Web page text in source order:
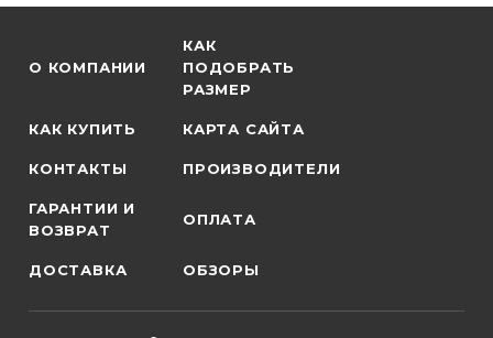
О КОМПАНИИ
КАК
ПОДОБРАТЬ
РАЗМЕР
КАК КУПИТЬ КАРТА САЙТА
КОНТАКТЫ ПРОИЗВОДИТЕЛИ
ГАРАНТИИ И
ВОЗВРАТ
ОПЛАТА
ДОСТАВКА ОБЗОРЫ